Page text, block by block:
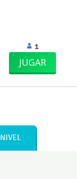
1
JUGAR
NIVEL